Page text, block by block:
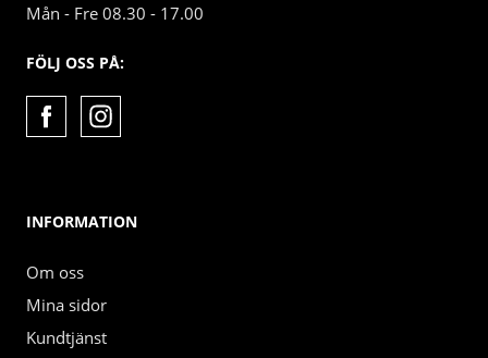
Mån - Fre 08.30 - 17.00
FÖLJ OSS PÅ:
INFORMATION
Om oss
Mina sidor
Kundtjänst